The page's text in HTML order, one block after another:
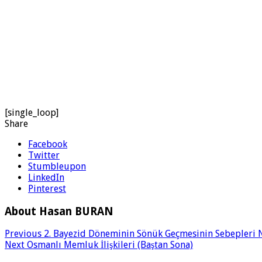
[single_loop]
Share
Facebook
Twitter
Stumbleupon
LinkedIn
Pinterest
About Hasan BURAN
Previous 2. Bayezid Döneminin Sönük Geçmesinin Sebepleri
Next Osmanlı Memluk İlişkileri (Baştan Sona)